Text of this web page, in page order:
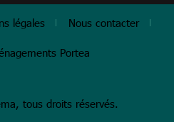
légales Nous contacter
Portea
tous droits réservés.